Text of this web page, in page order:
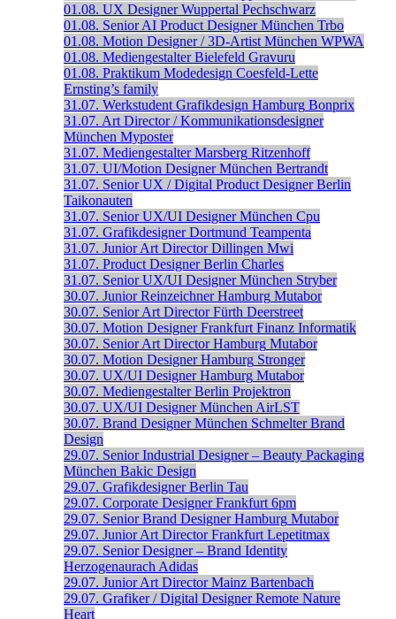
01.08. UX Designer Wuppertal Pechschwarz
01.08. Senior AI Product Designer München Trbo
01.08. Motion Designer / 3D-Artist München WPWA
01.08. Mediengestalter Bielefeld Gravuru
01.08. Praktikum Modedesign Coesfeld-Lette
Ernsting’s family
31.07. Werkstudent Grafikdesign Hamburg Bonprix
31.07. Art Director / Kommunikationsdesigner
München Myposter
31.07. Mediengestalter Marsberg Ritzenhoff
31.07. UI/Motion Designer München Bertrandt
31.07. Senior UX / Digital Product Designer Berlin
Taikonauten
31.07. Senior UX/UI Designer München Cpu
31.07. Grafikdesigner Dortmund Teampenta
31.07. Junior Art Director Dillingen Mwi
31.07. Product Designer Berlin Charles
31.07. Senior UX/UI Designer München Stryber
30.07. Junior Reinzeichner Hamburg Mutabor
30.07. Senior Art Director Fürth Deerstreet
30.07. Motion Designer Frankfurt Finanz Informatik
30.07. Senior Art Director Hamburg Mutabor
30.07. Motion Designer Hamburg Stronger
30.07. UX/UI Designer Hamburg Mutabor
30.07. Mediengestalter Berlin Projektron
30.07. UX/UI Designer München AirLST
30.07. Brand Designer München Schmelter Brand
Design
29.07. Senior Industrial Designer – Beauty Packaging
München Bakic Design
29.07. Grafikdesigner Berlin Tau
29.07. Corporate Designer Frankfurt 6pm
29.07. Senior Brand Designer Hamburg Mutabor
29.07. Junior Art Director Frankfurt Lepetitmax
29.07. Senior Designer – Brand Identity
Herzogenaurach Adidas
29.07. Junior Art Director Mainz Bartenbach
29.07. Grafiker / Digital Designer Remote Nature
Heart